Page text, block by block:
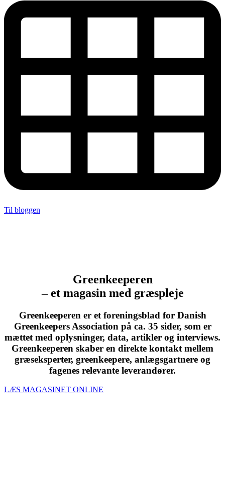
Til bloggen
Greenkeeperen
– et magasin med græspleje
Greenkeeperen er et foreningsblad for Danish
Greenkeepers Association på ca. 35 sider, som er
mættet med oplysninger, data, artikler og interviews.
Greenkeeperen skaber en direkte kontakt mellem
græseksperter, greenkeepere, anlægsgartnere og
fagenes relevante leverandører.
LÆS MAGASINET ONLINE